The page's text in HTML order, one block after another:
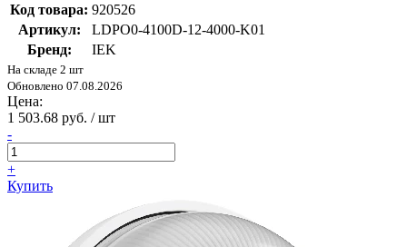
Код товара: 920526
Артикул:
LDPO0-4100D-12-4000-K01
Бренд:
IEK
На складе 2 шт
Обновлено 07.08.2026
Цена:
1 503.68 руб. / шт
-
+
Купить